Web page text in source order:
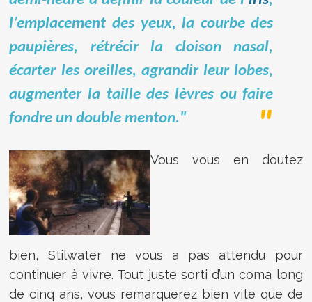
l’emplacement des yeux, la courbe des
paupières, rétrécir la cloison nasal,
écarter les oreilles, agrandir leur lobes,
augmenter la taille des lèvres ou faire
fondre un double menton."
Vous vous en doutez
bien, Stilwater ne vous a pas attendu pour
continuer à vivre. Tout juste sorti d’un coma long
de cinq ans, vous remarquerez bien vite que de